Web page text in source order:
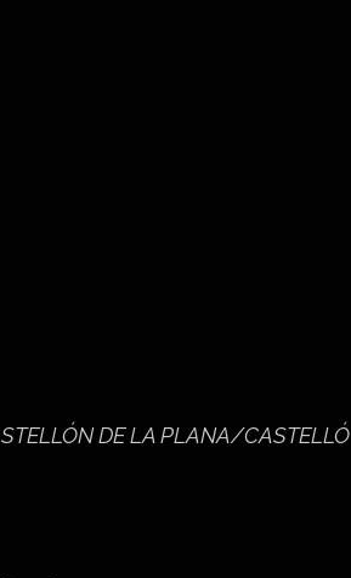
DE LA PLANA/CASTELLÓ